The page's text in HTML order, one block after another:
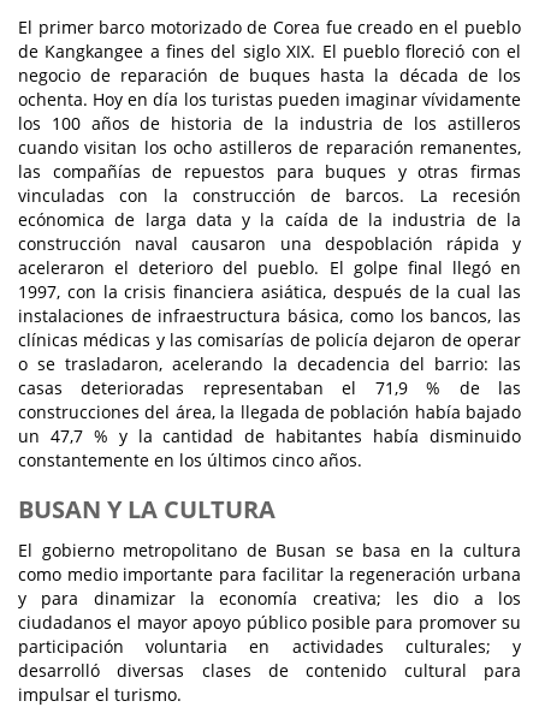
El primer barco motorizado de Corea fue creado en el pueblo
de Kangkangee a fines del siglo XIX. El pueblo floreció con el
negocio de reparación de buques hasta la década de los
ochenta. Hoy en día los turistas pueden imaginar vívidamente
los 100 años de historia de la industria de los astilleros
cuando visitan los ocho astilleros de reparación remanentes,
las compañías de repuestos para buques y otras firmas
vinculadas con la construcción de barcos. La recesión
ecónomica de larga data y la caída de la industria de la
construcción naval causaron una despoblación rápida y
aceleraron el deterioro del pueblo. El golpe final llegó en
1997, con la crisis financiera asiática, después de la cual las
instalaciones de infraestructura básica, como los bancos, las
clínicas médicas y las comisarías de policía dejaron de operar
o se trasladaron, acelerando la decadencia del barrio: las
casas deterioradas representaban el 71,9 % de las
construcciones del área, la llegada de población había bajado
un 47,7 % y la cantidad de habitantes había disminuido
constantemente en los últimos cinco años.
BUSAN Y LA CULTURA
El gobierno metropolitano de Busan se basa en la cultura
como medio importante para facilitar la regeneración urbana
y para dinamizar la economía creativa; les dio a los
ciudadanos el mayor apoyo público posible para promover su
participación voluntaria en actividades culturales; y
desarrolló diversas clases de contenido cultural para
impulsar el turismo.